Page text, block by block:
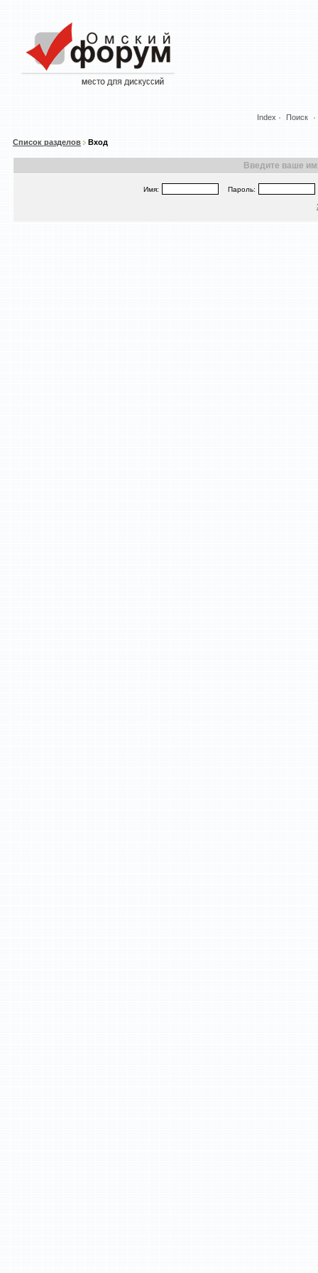
Index Поиск
Список разделов Вход
Введите ваше
Имя: Пароль: